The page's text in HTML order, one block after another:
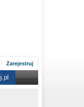
Zarejestruj